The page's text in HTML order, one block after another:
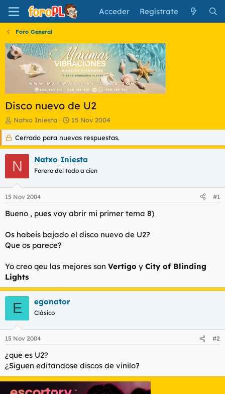
Acceder Regístrate
Foro General
Disco nuevo de U2
I
n
c
i
a
d
o
d
e
m
Natxo Iniesta
F
e
c
h
a
d
e
i
15 Nov 2004
Cerrado para nuevas respuestas.
N Natxo Iniesta
Forero del todo a cien
15 Nov 2004 #1
Bueno , pues voy abrir mi primer tema 8)
Os habeis bajado el disco nuevo de U2?
Que os parece?
Yo creo qeu las mejores son Vertigo y City of Blinding
Lights
E egonator
Clásico
15 Nov 2004 #2
¿que es U2?
¿Siguen editandose discos de vinilo?